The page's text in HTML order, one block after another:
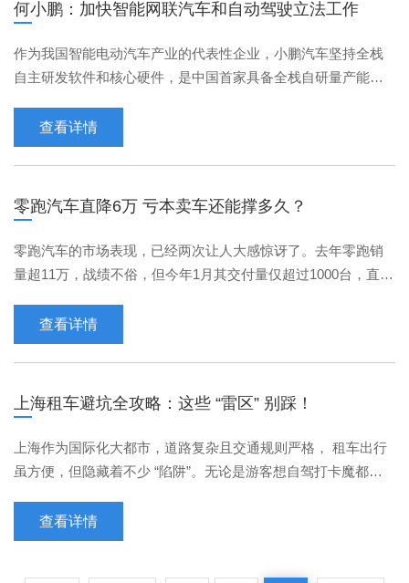
何小鹏：加快智能网联汽车和自动驾驶立法工作
作为我国智能电动汽车产业的代表性企业，小鹏汽车坚持全栈
自主研发软件和核心硬件，是中国首家具备全栈自研量产能力
已超125亿元，累计申请专利超过4000项。其中，小鹏汽车在智
能辅助驾驶技术上不断取得突破，截至2022年12月31日，旗下
城市路况的高阶智能辅助驾驶功能城市NGP在广州首发，
查看详情
零跑汽车直降6万 亏本卖车还能撑多久？
零跑汽车的市场表现，已经两次让人大感惊讶了。去年零跑销
量超11万，战绩不俗，但今年1月其交付量仅超过1000台，直接
车企。3月1日，各家车企公布了2月销量数据，零跑汽车再次垫
底，只交付了3198辆汽车。同日，零跑汽车抛出一颗大降价
车，最高降价幅度达到了6万元，用零跑汽车董事长朱江明的话
来说
查看详情
上海租车避坑全攻略：这些 “雷区” 别踩！
上海作为国际化大都市，道路复杂且交通规则严格， 租车出行
虽方便，但隐藏着不少 “陷阱”。无论是游客想自驾打卡魔都地
查看详情